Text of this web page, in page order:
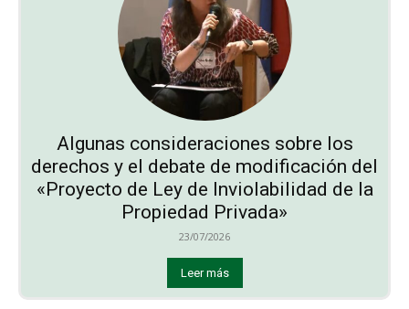
Algunas consideraciones sobre los
derechos y el debate de modificación del
«Proyecto de Ley de Inviolabilidad de la
Propiedad Privada»
23/07/2026
Leer más